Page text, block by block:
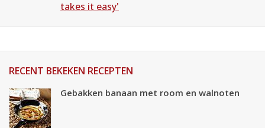
takes it easy'
RECENT BEKEKEN RECEPTEN
Gebakken banaan met room en walnoten